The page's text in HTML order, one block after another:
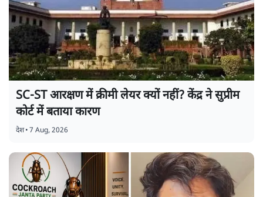
SC-ST आरक्षण में क्रीमी लेयर क्यों नहीं? केंद्र ने सुप्रीम
कोर्ट में बताया कारण
देश•7 Aug, 2026